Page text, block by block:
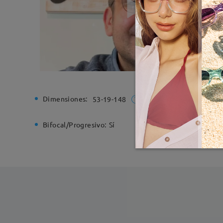
Dimensiones: 53-19-148 Ancho
Bifocal/Progresivo: Sí Bisagra